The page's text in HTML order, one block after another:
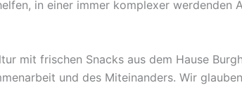
in einer immer komplexer
mit frischen Snacks aus dem Hause
und des Miteinanders. Wir